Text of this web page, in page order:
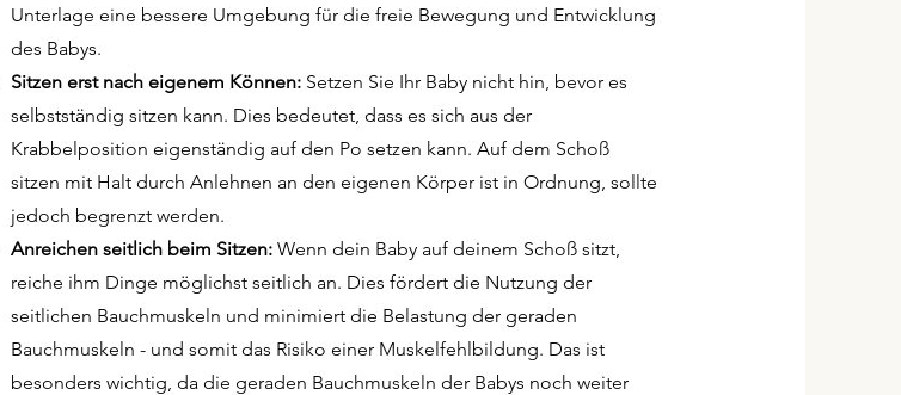
Unterlage eine bessere Umgebung für die freie Bewegung und Entwicklung
des Babys.
Sitzen erst nach eigenem Können: Setzen Sie Ihr Baby nicht hin, bevor es
selbstständig sitzen kann. Dies bedeutet, dass es sich aus der
Krabbelposition eigenständig auf den Po setzen kann. Auf dem Schoß
sitzen mit Halt durch Anlehnen an den eigenen Körper ist in Ordnung, sollte
jedoch begrenzt werden.
Anreichen seitlich beim Sitzen:Wenn dein Baby auf deinem Schoß sitzt,
reiche ihm Dinge möglichst seitlich an. Dies fördert die Nutzung der
seitlichen Bauchmuskeln und minimiert die Belastung der geraden
Bauchmuskeln - und somit das Risiko einer Muskelfehlbildung. Das ist
besonders wichtig, da die geraden Bauchmuskeln der Babys noch weiter